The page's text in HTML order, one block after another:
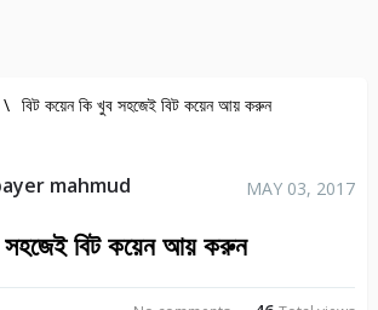
\ বিট কয়েন কি খুব সহজেই বিট কয়েন আয় করুন
mahmud MAY 03, 2017
সহজেই বিট কয়েন আয় করুন